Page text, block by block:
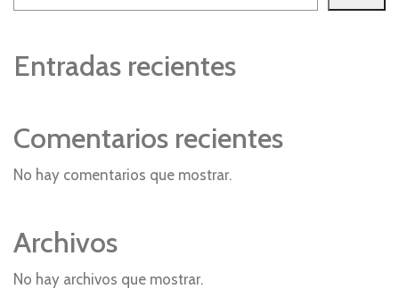
Entradas recientes
Comentarios recientes
No hay comentarios que mostrar.
Archivos
No hay archivos que mostrar.